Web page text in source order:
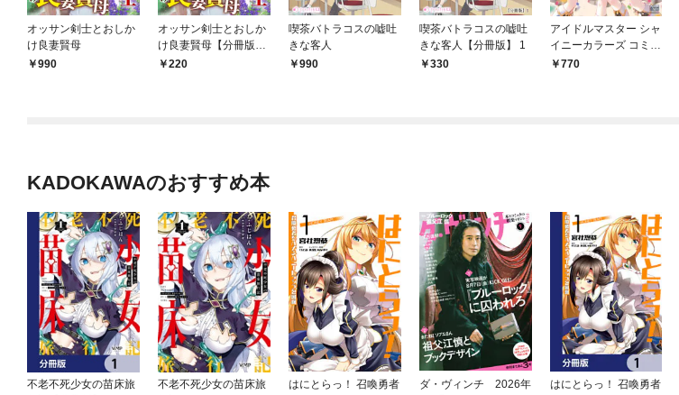
オッサン剣士とおしか
け良妻賢母
990
オッサン剣士とおしか
け良妻賢母【分冊版】
1 220
喫茶バトラコスの嘘吐
きな客人
990
喫茶バトラコスの嘘吐
きな客人【分冊版】 1
330
アイドルマスター シャ
イニーカラーズ コミッ
クアンソロジー
770
KADOKAWAのおすすめ本
不老不死少女の苗床旅
不老不死少女の苗床旅
はにとらっ！ 召喚勇者
ダ・ヴィンチ 2026年
はにとらっ！ 召喚勇者